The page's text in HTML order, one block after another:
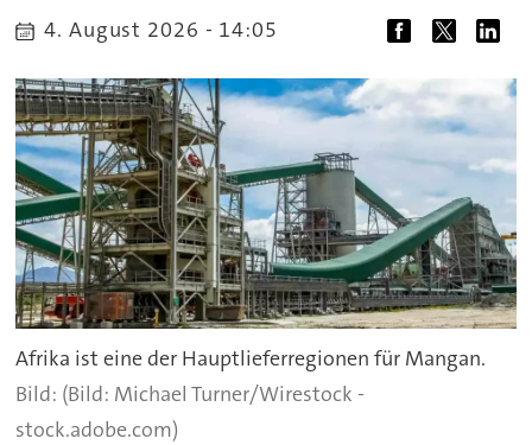
4. August 2026 - 14:05
Afrika ist eine der Hauptlieferregionen für Mangan.
(Bild: Michael Turner/Wirestock -
stock.adobe.com)